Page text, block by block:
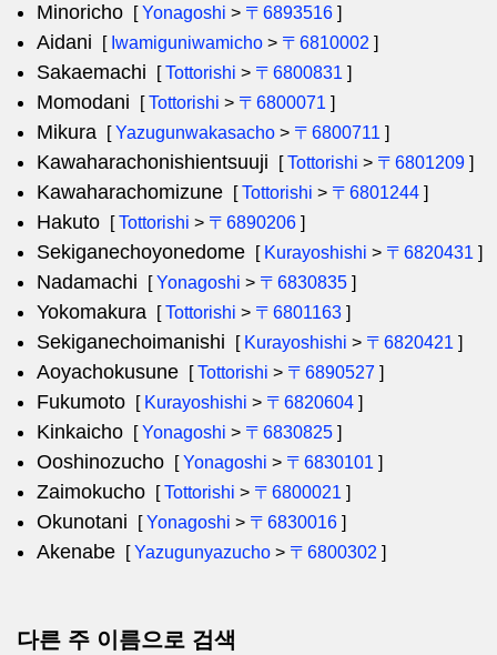
Minoricho [Yonagoshi > 〒6893516 ]
Aidani [ Iwamiguniwamicho > 〒6810002 ]
Sakaemachi [Tottorishi > 〒6800831 ]
Momodani [Tottorishi > 〒6800071 ]
Mikura [Yazugunwakasacho > 〒6800711 ]
Kawaharachonishientsuuji [Tottorishi > 〒6801209 ]
Kawaharachomizune [Tottorishi > 〒6801244 ]
Hakuto [Tottorishi > 〒6890206 ]
Sekiganechoyonedome [ Kurayoshishi > 〒6820431 ]
Nadamachi [Yonagoshi > 〒6830835 ]
Yokomakura [Tottorishi > 〒6801163 ]
Sekiganechoimanishi [ Kurayoshishi > 〒6820421 ]
Aoyachokusune [Tottorishi > 〒6890527 ]
Fukumoto [ Kurayoshishi > 〒6820604 ]
Kinkaicho [Yonagoshi > 〒6830825 ]
Ooshinozucho [Yonagoshi > 〒6830101 ]
Zaimokucho [Tottorishi > 〒6800021 ]
Okunotani [Yonagoshi > 〒6830016 ]
Akenabe [Yazugunyazucho > 〒6800302 ]
다른 주 이름으로 검색